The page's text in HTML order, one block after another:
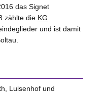
das Signet
zählte die KG
und ist damit
Luisenhof und